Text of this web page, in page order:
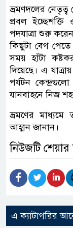
ভ্রমণদলের নেতৃত্ব
প্রবল
পদযাত্রা শুরু
কিছুটা বেগ
সময় হাঁটা
দিয়েছে। এ
পর্যটন
যানবাহনে নিজ
ভ্রমণের
আহ্বান জানান।
নিউজটি
এ ক্যাটাগরির